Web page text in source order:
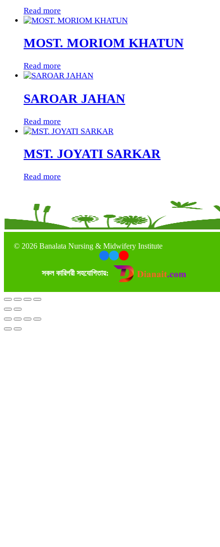
Read more
MOST. MORIOM KHATUN
Read more
SAROAR JAHAN
Read more
MST. JOYATI SARKAR
Read more
© 2026 Banalata Nursing & Midwifery Institute
সকল কারিগরী সহযোগিতায়: